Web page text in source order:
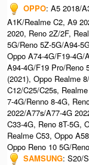
OPPO: A5 2018/
A1K/Realme C2, A9
2020, Reno 2Z/2F,
5G/Reno 5Z-5G/A94-
Oppo A74-4G/F19-4G/
A94-4G/F19 Pro/Reno
(2021), Oppo Realme
C12/C25/C25s,
7-4G/Renno 8-4G,
2022/A77s/A77-4G
C33-4G, Reno 8T-5G,
Realme C53, Oppo
Oppo Reno 10 5G/
SAMSUNG: S20/